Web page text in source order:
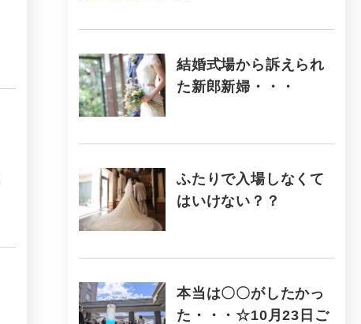
結婚式場から訴えられ
た新郎新婦・・・
ふたりで入場しなくて
はいけない？？
本当は〇〇がしたかっ
た・・・☆10月23日ご